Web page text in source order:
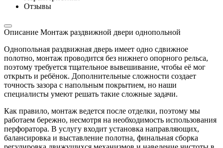
Отзывы
Описание Монтаж раздвижной двери однопольной
Однопольная раздвижная дверь имеет одно сдвижное
полотно, монтаж проводится без нижнего опорного рельса,
поэтому требуется тщательное вывешивание, чтобы её мог
открыть и ребёнок. Дополнительные сложности создает
точность зазора с напольным покрытием, но наши
специалисты умеют решать такие сложные задачи.
Как правило, монтаж ведется после отделки, поэтому мы
работаем бережно, несмотря на необходимость использования
перфоратора. В услугу входит установка направляющих,
балансировка и выставление полотна, финальная сборка